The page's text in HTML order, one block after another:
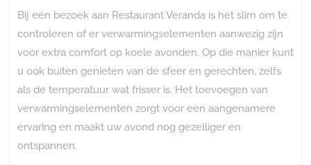
Bij een bezoek aan Restaurant Veranda is het slim om te
controleren of er verwarmingselementen aanwezig zijn
voor extra comfort op koele avonden. Op die manier kunt
u ook buiten genieten van de sfeer en gerechten, zelfs
als de temperatuur wat frisser is. Het toevoegen van
verwarmingselementen zorgt voor een aangenamere
ervaring en maakt uw avond nog gezelliger en
ontspannen.